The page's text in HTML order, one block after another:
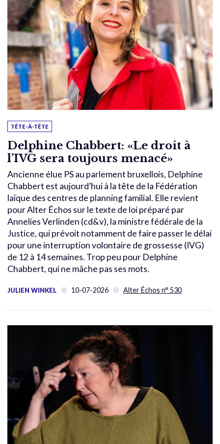
TÊTE-À-TÊTE
Delphine Chabbert: «Le droit à
l’IVG sera toujours menacé»
Ancienne élue PS au parlement bruxellois, Delphine
Chabbert est aujourd’hui à la tête de la Fédération
laïque des centres de planning familial. Elle revient
pour Alter Échos sur le texte de loi préparé par
Annelies Verlinden (cd&v), la ministre fédérale de la
Justice, qui prévoit notamment de faire passer le délai
pour une interruption volontaire de grossesse (IVG)
de 12 à 14 semaines. Trop peu pour Delphine
Chabbert, qui ne mâche pas ses mots.
JULIEN WINKEL 10-07-2026 Alter Échos n° 530